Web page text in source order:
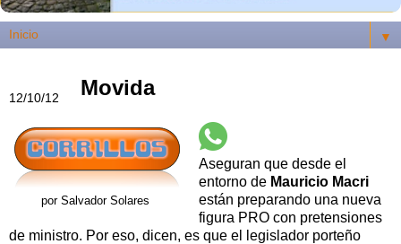
▼
12/10/12 Movida
por Salvador Solares
Aseguran que desde el
entorno de Mauricio Macri
están preparando una nueva
figura PRO con pretensiones
de ministro. Por eso, dicen, es que el legislador porteño